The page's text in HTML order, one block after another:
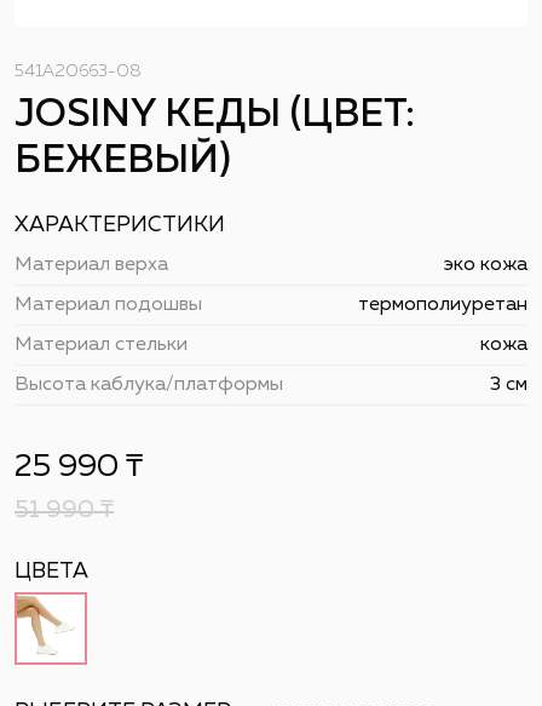
541A20663-08
JOSINY КЕДЫ (ЦВЕТ:
БЕЖЕВЫЙ)
ХАРАКТЕРИСТИКИ
Материал верха эко кожа
Материал подошвы термополиуретан
Материал стельки кожа
Высота каблука/платформы 3 см
25 990 ₸
51 990₸
ЦВЕТА